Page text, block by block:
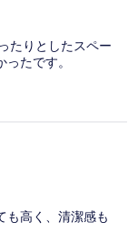
たりとしたスペー
たです。
も高く、清潔感も